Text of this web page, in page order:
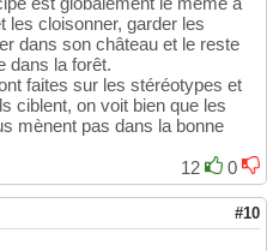
les cloisonner, garder les
dans son château et le reste
dans la forêt.
faites sur les stéréotypes et
ciblent, on voit bien que les
mènent pas dans la bonne
12
0
#10